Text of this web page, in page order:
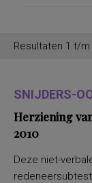
Resultaten 1 t/m
SNIJDERS-
Herziening
2010
Deze niet-